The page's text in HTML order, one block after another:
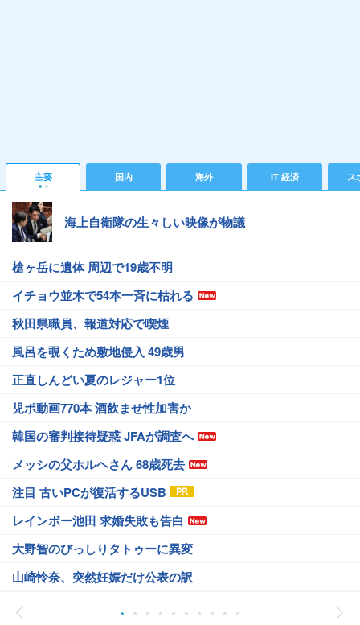
主要 国内 海外 IT 経済 ス
海上自衛隊の生々しい映像が物議
槍ヶ岳に遺体 周辺で19歳不明
イチョウ並木で54本一斉に枯れる
秋田県職員、報道対応で喫煙
風呂を覗くため敷地侵入 49歳男
正直しんどい夏のレジャー1位
児ポ動画770本 酒飲ませ性加害か
韓国の審判接待疑惑 JFAが調査へ
メッシの父ホルヘさん 68歳死去
注目 古いPCが復活するUSB
レインボー池田 求婚失敗も告白
大野智のびっしりタトゥーに異変
山崎怜奈、突然妊娠だけ公表の訳